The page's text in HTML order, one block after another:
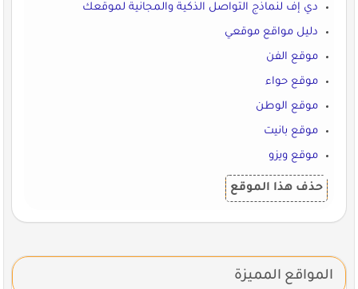
دي إف لنماذج التواصل الذكية والمجانية لموقعك
دليل مواقع موقعي
موقع الفن
موقع حواء
موقع الوطن
موقع بانيت
موقع ويزو
حذف هذا الموقع
المواقع المميزة